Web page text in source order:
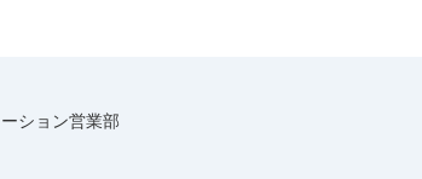
ション営業部